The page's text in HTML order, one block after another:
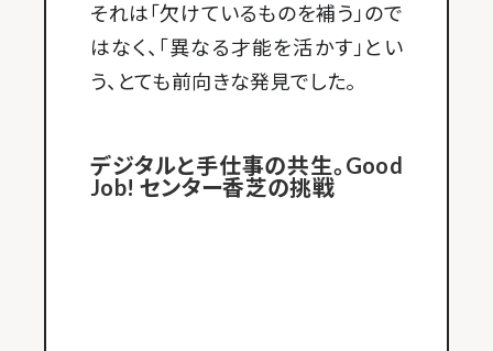
それは「欠けているものを補う」ので
はなく、「異なる才能を活かす」とい
う、とても前向きな発見でした。
デジタルと手仕事の共生。Good
Job! センター香芝の挑戦